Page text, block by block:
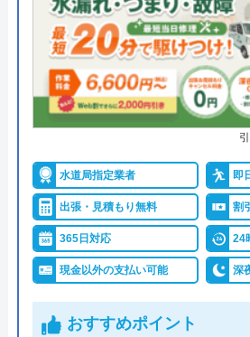
●支払い方法
現金、銀行振込
い決済、クレジ
●累計実績
年間25万件、累
換実績
●保証・保険
工事保証12年
詳細は
イースマイルがおすすめの
イースマイルは対応する自治体
ると認められている水道局指定
水道局指定業者 即
出張・見積もり無料 割
365日対応 24
現金以外の支払い可能 深
おすすめポイント